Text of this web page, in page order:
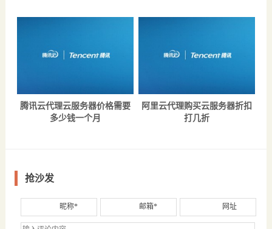
腾讯云代理云服务器价格需要
多少钱一个月
阿里云代理购买云服务器折扣
打几折
抢沙发
昵称* 邮箱* 网址